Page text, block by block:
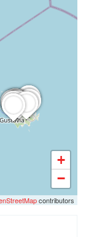
+
−
contributors